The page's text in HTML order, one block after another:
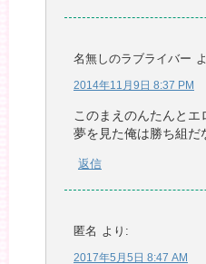
名無しのラブライバー
2014年11月9日 8:37 PM
このまえのんたんと
夢を見た俺は勝ち組だ
返信
匿名 より:
2017年5月5日 8:47 AM